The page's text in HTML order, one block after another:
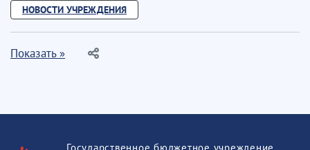
НОВОСТИ УЧРЕЖДЕНИЯ
Показать »